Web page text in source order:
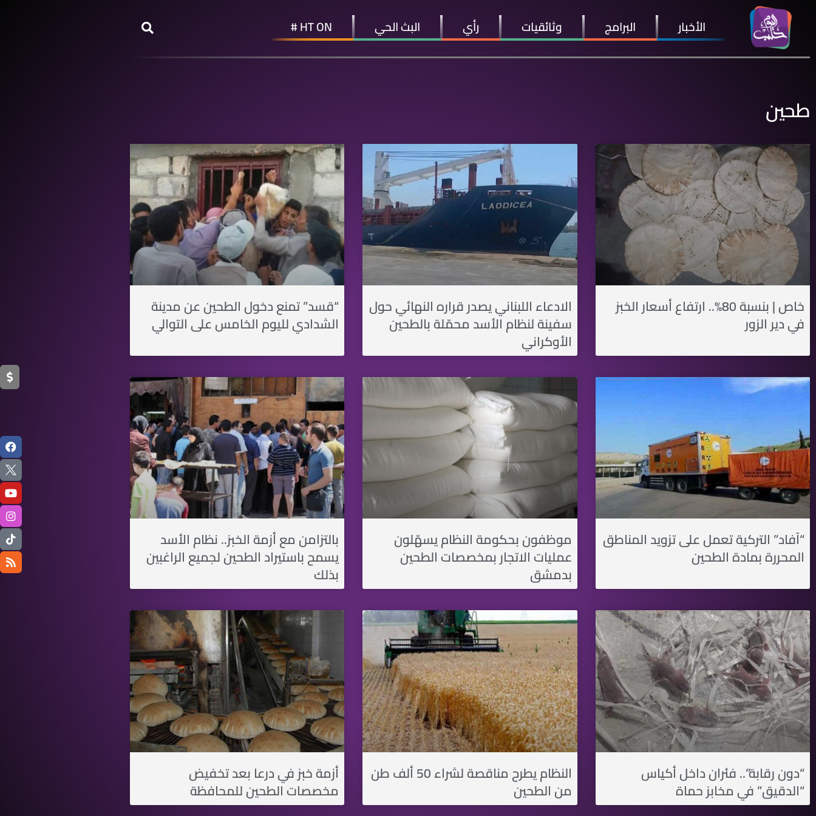
الأخبار البرامج وثائقيات رأي البث الحي HT ON #
طحين
خاص | بنسبة 80%.. ارتفاع أسعار الخبز
في دير الزور
الادعاء اللبناني يصدر قراره النهائي حول
سفينة لنظام اﻷسد محمّلة بالطحين
اﻷوكراني
“قسد” تمنع دخول الطحين عن مدينة
الشدادي لليوم الخامس على التوالي
“آفاد” التركية تعمل على تزويد المناطق
المحررة بمادة الطحين
موظفون بحكومة النظام يسهّلون
عمليات الاتجار بمخصصات الطحين
بدمشق
بالتزامن مع أزمة الخبز.. نظام الأسد
يسمح باستيراد الطحين لجميع الراغبين
بذلك
“دون رقابة”.. فئران داخل أكياس
“الدقيق” في مخابز حماة
النظام يطرح مناقصة لشراء 50 ألف طن
من الطحين
أزمة خبز في درعا بعد تخفيض
مخصصات الطحين للمحافظة